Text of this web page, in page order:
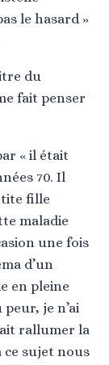
le hasard »
du
fait penser
« il était
70. Il
fille
maladie
une fois
d’un
en pleine
peur, je n’ai
rallumer la
ce sujet nous